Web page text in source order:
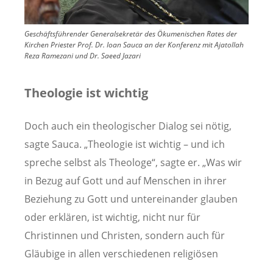
Geschäftsführender Generalsekretär des Ökumenischen Rates der
Kirchen Priester Prof. Dr. Ioan Sauca an der Konferenz mit Ajatollah
Reza Ramezani und Dr. Saeed Jazari
Theologie ist wichtig
Doch auch ein theologischer Dialog sei nötig,
sagte Sauca. „Theologie ist wichtig – und ich
spreche selbst als Theologe“, sagte er. „Was wir
in Bezug auf Gott und auf Menschen in ihrer
Beziehung zu Gott und untereinander glauben
oder erklären, ist wichtig, nicht nur für
Christinnen und Christen, sondern auch für
Gläubige in allen verschiedenen religiösen